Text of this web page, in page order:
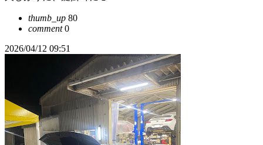
thumb_up 80
comment0
2026/04/12 09:51